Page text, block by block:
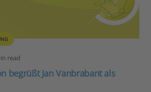
read
begrüßt Jan Vanbrabant als